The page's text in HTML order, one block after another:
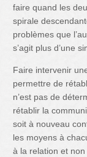
faire quand les
spirale
problèmes que
s’agit plus d’une
Faire intervenir
permettre de
n’est pas de
rétablir la
soit à nouveau
les moyens à
à la relation et